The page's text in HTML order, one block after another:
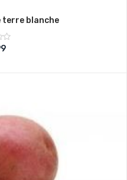
terre blanche